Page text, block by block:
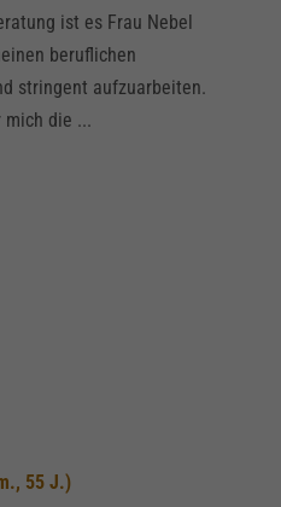
ist es Frau Nebel
beruflichen
stringent aufzuarbeiten.
mich die ...
55 J.)